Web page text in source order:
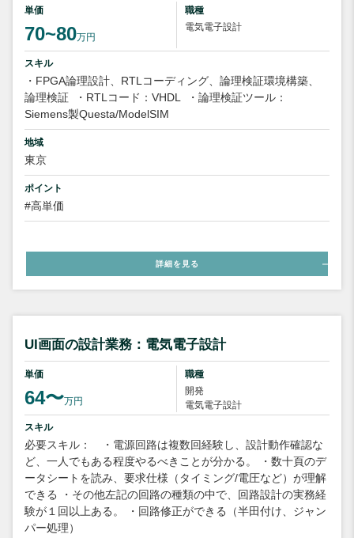
単価
70~80万円
職種
電気電子設計
スキル
・FPGA論理設計、RTLコーディング、論理検証環境構築、
論理検証
・RTLコード：VHDL
・論理検証ツール：
Siemens製Questa/ModelSIM
地域
東京
ポイント
#高単価
詳細を見る
UI画面の設計業務：電気電子設計
単価
64〜万円
職種
開発
電気電子設計
スキル
必要スキル： ・電源回路は複数回経験し、設計動作確認な
ど、一人でもある程度やるべきことが分かる。 ・数十頁のデ
ータシートを読み、要求仕様（タイミング/電圧など）が理解
できる ・その他左記の回路の種類の中で、回路設計の実務経
験が１回以上ある。 ・回路修正ができる（半田付け、ジャン
パー処理）